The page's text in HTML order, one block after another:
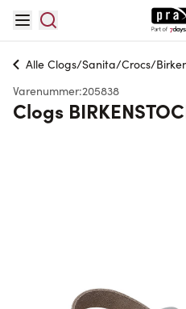
Alle Clogs/Sanita/Crocs/
Varenummer:205838
Clogs